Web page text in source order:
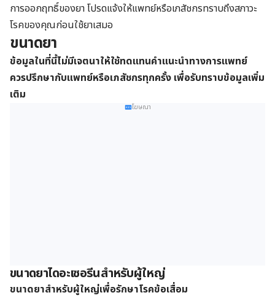
การออกฤทธิ์ของยา โปรดแจ้งให้แพทย์หรือเภสัชกรทราบถึงสภาวะ
โรคของคุณก่อนใช้ยาเสมอ
ขนาดยา
ข้อมูลในที่นี้ไม่มีเจตนาให้ใช้ทดแทนคำแนะนำทางการแพทย์
ควรปรึกษากับแพทย์หรือเภสัชกรทุกครั้ง เพื่อรับทราบข้อมูลเพิ่ม
เติม
โฆษณา
ขนาดยาไดอะเซอรีนสำหรับผู้ใหญ่
ขนาดยาสำหรับผู้ใหญ่เพื่อรักษาโรคข้อเสื่อม